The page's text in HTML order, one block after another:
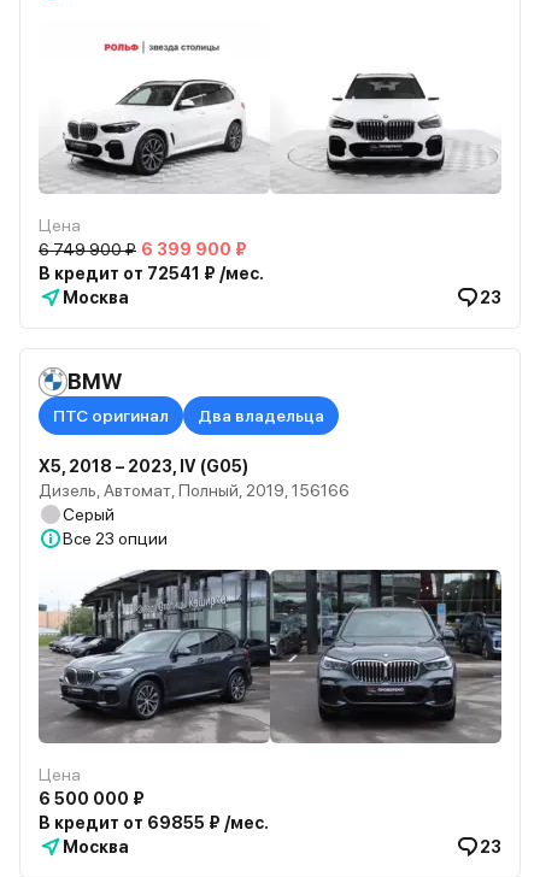
Цена
6 749 900 ₽ 6 399 900 ₽
В кредит от 72541 ₽ /мес.
Москва
23
BMW
ПТС оригинал Два владельца
X5, 2018 – 2023, IV (G05)
Дизель, Автомат, Полный, 2019, 156166
Серый
Все 23 опции
Цена
6 500 000 ₽
В кредит от 69855 ₽ /мес.
Москва
23